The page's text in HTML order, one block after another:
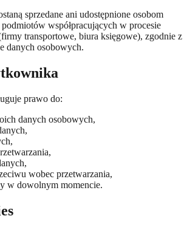
sprzedane ani udostępnione osobom
współpracujących w procesie
transportowe, biura księgowe), zgodnie z
danych osobowych.
prawo do:
danych osobowych,
wobec przetwarzania,
w dowolnym momencie.